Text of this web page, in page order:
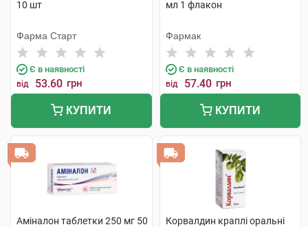
10 шт
Фарма Старт
Є в наявності
від 53.60 грн
КУПИТИ
мл 1 флакон
Фармак
Є в наявності
від 57.40 грн
КУПИТИ
Аміналон таблетки 250 мг 50
Корвалдин краплі оральні